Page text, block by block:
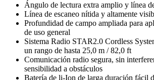
Ángulo de lectura extra amplio y línea
Línea de escaneo nítida y altamente
Profundidad de campo ampliada para
de uso general
Sistema Radio STAR2.0 Cordless
un rango de hasta 25,0 m / 82,0 ft
Comunicación radio segura, sin
sensibilidad a obstáculos
Batería de li-Ion de larga duración fácil